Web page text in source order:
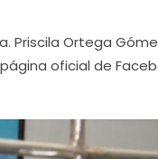
Priscila Ortega
oficial de